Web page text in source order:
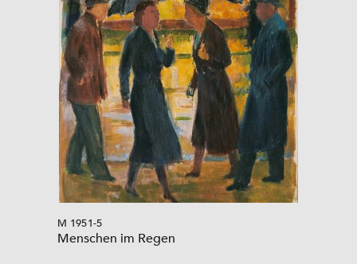
M 1951-5
Menschen im Regen